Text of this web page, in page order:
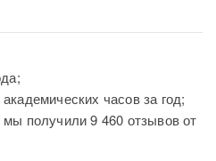
часов за год;
получили 9 460 отзывов от